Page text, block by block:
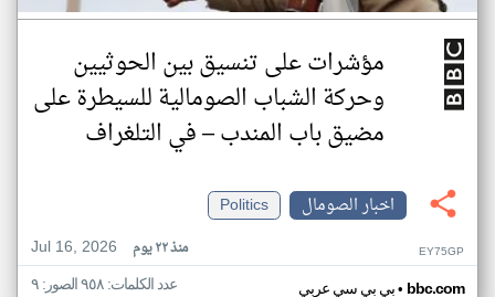
مؤشرات على تنسيق بين الحوثيين
وحركة الشباب الصومالية للسيطرة على
مضيق باب المندب – في التلغراف
اخبار الصومال
Politics
Jul 16, 2026
منذ ٢٢ يوم EY75GP
بي بي سي عربي• bbc.com عدد الكلمات: ٩٥٨ الصور: ٩